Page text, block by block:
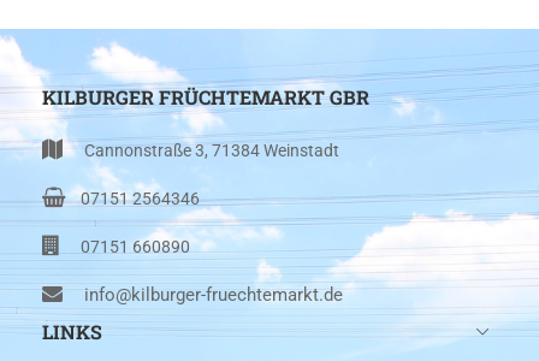
KILBURGER FRÜCHTEMARKT GBR
Cannonstraße 3, 71384 Weinstadt
07151 2564346
07151 660890
info@kilburger-fruechtemarkt.de
LINKS